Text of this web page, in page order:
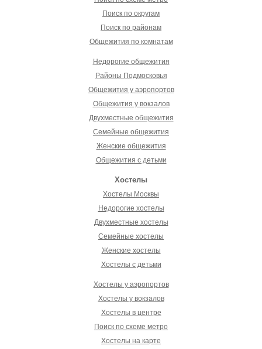
Поиск по округам
Поиск по районам
Общежития по комнатам
Недорогие общежития
Районы Подмосковья
Общежития у аэропортов
Общежития у вокзалов
Двухместные общежития
Семейные общежития
Женские общежития
Общежития с детьми
Хостелы
Хостелы Москвы
Недорогие хостелы
Двухместные хостелы
Семейные хостелы
Женские хостелы
Хостелы с детьми
Хостелы у аэропортов
Хостелы у вокзалов
Хостелы в центре
Поиск по схеме метро
Хостелы на карте